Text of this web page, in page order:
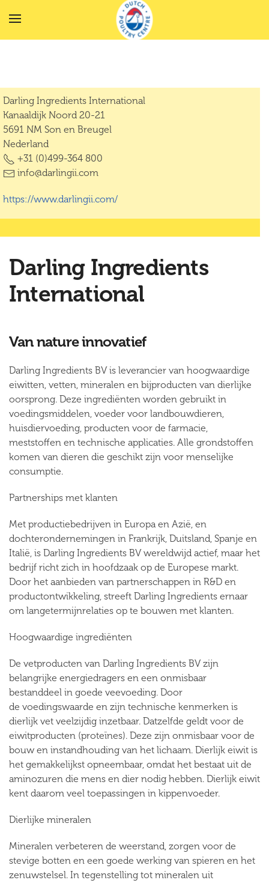
Terug naar hoofdinhoud
Darling Ingredients International
Kanaaldijk Noord 20-21
5691 NM Son en Breugel
Nederland
+31 (0)499-364 800
info@darlingii.com
https://www.darlingii.com/
Darling Ingredients
International
Van nature innovatief
Darling Ingredients BV is leverancier van hoogwaardige
eiwitten, vetten, mineralen en bijproducten van dierlijke
oorsprong. Deze ingrediënten worden gebruikt in
voedingsmiddelen, voeder voor landbouwdieren,
huisdiervoeding, producten voor de farmacie,
meststoffen en technische applicaties. Alle grondstoffen
komen van dieren die geschikt zijn voor menselijke
consumptie.
Partnerships met klanten
Met productiebedrijven in Europa en Azië, en
dochterondernemingen in Frankrijk, Duitsland, Spanje en
Italië, is Darling Ingredients BV wereldwijd actief, maar het
bedrijf richt zich in hoofdzaak op de Europese markt.
Door het aanbieden van partnerschappen in R&D en
productontwikkeling, streeft Darling Ingredients ernaar
om langetermijnrelaties op te bouwen met klanten.
Hoogwaardige ingrediënten
De vetproducten van Darling Ingredients BV zijn
belangrijke energiedragers en een onmisbaar
bestanddeel in goede veevoeding. Door
de voedingswaarde en zijn technische kenmerken is
dierlijk vet veelzijdig inzetbaar. Datzelfde geldt voor de
eiwitproducten (proteïnes). Deze zijn onmisbaar voor de
bouw en instandhouding van het lichaam. Dierlijk eiwit is
het gemakkelijkst opneembaar, omdat het bestaat uit de
aminozuren die mens en dier nodig hebben. Dierlijk eiwit
kent daarom veel toepassingen in kippenvoeder.
Dierlijke mineralen
Mineralen verbeteren de weerstand, zorgen voor de
stevige botten en een goede werking van spieren en het
zenuwstelsel. In tegenstelling tot mineralen uit